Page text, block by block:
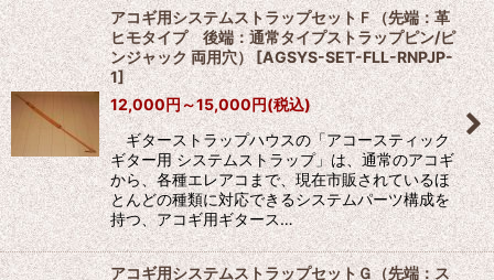
アコギ用システムストラップセットＦ（先端：革
ヒモタイプ 後端：通常タイプストラップピン/ピ
ンジャック 両用穴）[AGSYS-SET-FLL-RNPJP-
1]
12,000円～15,000円(税込)
ギターストラップハウスの「アコースティック
ギター用 システムストラップ」は、通常のアコギ
から、各種エレアコまで、現在市販されているほ
とんどの種類に対応できるシステムパーツ構成を
持つ、アコギ用ギタース…
アコギ用システムストラップセットＧ（先端：ス